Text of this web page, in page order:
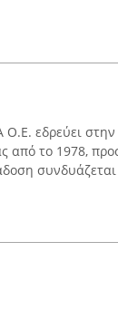
εδρεύει
από το 1978,